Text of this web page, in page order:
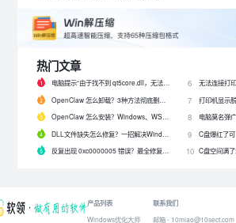
热门文章
电脑提示“由于找不到 qt5core.dll，无法继续执行代码”？4 招快速修复！
OpenClaw 怎么卸载？3种方法彻底删除 OpenClaw 及残留数据
OpenClaw 怎么安装？Windows、WSL2 和网关配置完整教程
DLL文件缺失怎么修复？一招解决Windows启动报错问题！
反复出现 0xc0000005 错误？最全修复教程来了！
6
7 打印机显示
8
9 C盘爆红了
10
产品列表
Windows优化大师
联系我们
邮箱 - 10miao@10sect.com